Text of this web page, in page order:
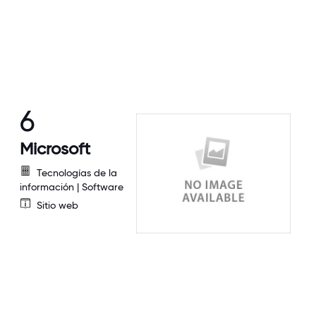
6
Microsoft
Tecnologías de la
información | Software
Sitio web